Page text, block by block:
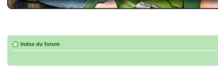
Index du forum